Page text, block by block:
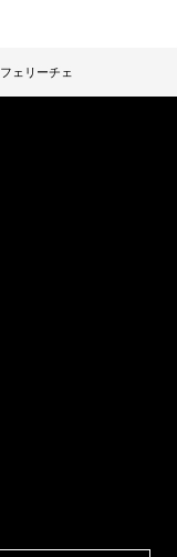
フェリーチェ